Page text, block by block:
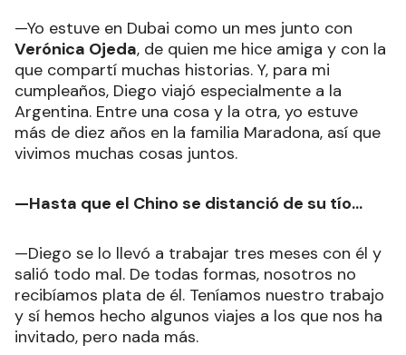
—Yo estuve en Dubai como un mes junto con
Verónica Ojeda, de quien me hice amiga y con la
que compartí muchas historias. Y, para mi
cumpleaños, Diego viajó especialmente a la
Argentina. Entre una cosa y la otra, yo estuve
más de diez años en la familia Maradona, así que
vivimos muchas cosas juntos.
—Hasta que el Chino se distanció de su tío...
—Diego se lo llevó a trabajar tres meses con él y
salió todo mal. De todas formas, nosotros no
recibíamos plata de él. Teníamos nuestro trabajo
y sí hemos hecho algunos viajes a los que nos ha
invitado, pero nada más.